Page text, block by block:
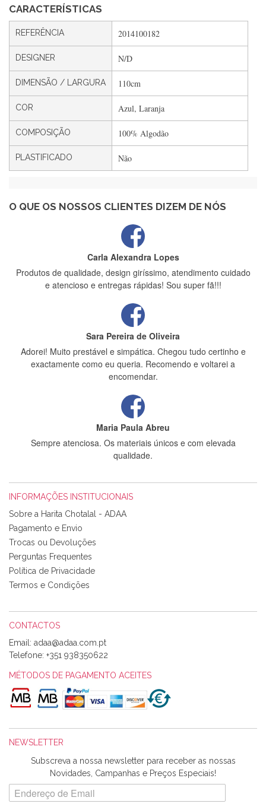
CARACTERÍSTICAS
REFERÊNCIA 2014100182
DESIGNER N/D
DIMENSÃO / LARGURA 110cm
COR Azul, Laranja
COMPOSIÇÃO 100% Algodão
PLASTIFICADO Não
O QUE OS NOSSOS CLIENTES DIZEM DE NÓS
Silvia André
Gostei ,Serviço bastante rápido. recomendo
Filipa Freire
Rápido, atendimento 5*. Hoje chegará a segunda encomenda
feita de muitas certamente❤️
estrelas
Carla Alexandra Lopes
Produtos de qualidade, design giríssimo, atendimento cuidado
e atencioso e entregas rápidas! Sou super fã!!!
Sara Pereira de Oliveira
Adorei! Muito prestável e simpática. Chegou tudo certinho e
exactamente como eu queria. Recomendo e voltarei a
encomendar.
Maria Paula Abreu
Sempre atenciosa. Os materiais únicos e com elevada
qualidade.
Tudo chegou em condições, pois os produtos vieram muito
bem acondicionados. Estou plenamente satisfeita com os
produtos adquiridos. Relativamente à bolsa, tem um tecido
com um padrão e cores muito bonitas e a execução está
perfeitíssima. Futuramente penso voltar a comprar na vossa
loja, têm excelentes artigos a um preço muito justo. A
Alexandra Morais
Olá boa Noite. Os meus tecidos chegaram hoje. Muito
obrigada pelo miminho que dá um jeitaço pras minhas linhas
de bordar e não sei o que pões nos tecidos, mas que cheiram
maravilhosamente ... cheiram! :) Muito Obrigada.
Harita a minha encomenda já chegou. :) Muito obrigada pela
rapidez no envio, pela qualidade dos materiais que me
enviaste e pela simpatia de sempre. :)
INFORMAÇÕES INSTITUCIONAIS
Sobre a Harita Chotalal - ADAA
Pagamento e Envio
Trocas ou Devoluções
Perguntas Frequentes
Política de Privacidade
Termos e Condições
CONTACTOS
Email:
Telefone: +351 938350622
MÉTODOS DE PAGAMENTO ACEITES
NEWSLETTER
Subscreva a nossa newsletter para receber as nossas
Novidades, Campanhas e Preços Especiais!